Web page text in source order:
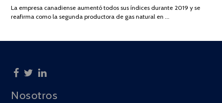
2025
La empresa canadiense aumentó todos sus índices durante 2019 y se
reafirma como la segunda productora de gas natural en …
Nosotros